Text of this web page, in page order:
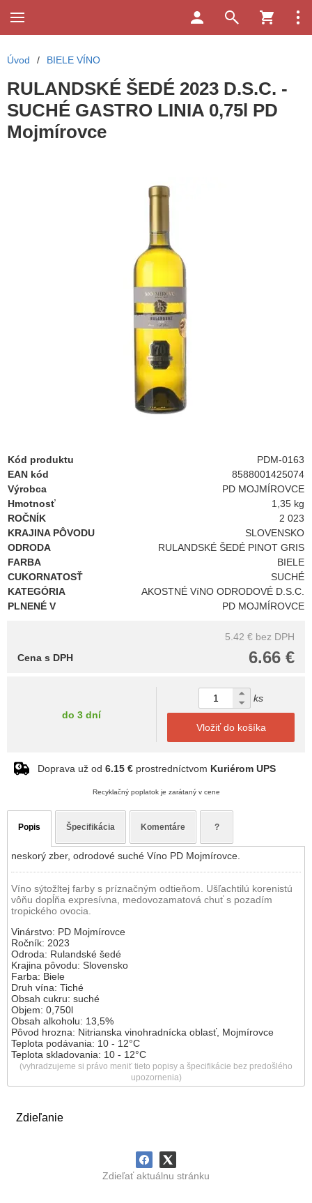
Zdieľanie
Zdieľať aktuálnu stránku
Úvod / BIELE VÍNO
RULANDSKÉ ŠEDÉ 2023 D.S.C. -
SUCHÉ GASTRO LINIA 0,75l PD
Mojmírovce
Kód produktu
PDM-0163
EAN kód
8588001425074
Výrobca
PD MOJMÍROVCE
Hmotnosť
1,35 kg
ROČNÍK
2 023
KRAJINA PÔVODU
SLOVENSKO
ODRODA
RULANDSKÉ ŠEDÉ PINOT GRIS
FARBA
BIELE
CUKORNATOSŤ
SUCHÉ
KATEGÓRIA
AKOSTNÉ VíNO ODRODOVÉ D.S.C.
PLNENÉ V
PD MOJMÍROVCE
5.42 € bez DPH
6.66 €
Cena s DPH
do 3 dní
ks
Vložiť do košíka
Doprava už od 6.15 € prostredníctvom Kuriérom UPS
Recyklačný poplatok je zarátaný v cene
Popis Špecifikácia Komentáre ?
neskorý zber, odrodové suché Víno PD Mojmírovce.
Víno sýtožltej farby s príznačným odtieňom. Ušľachtilú korenistú
vôňu dopĺňa expresívna, medovozamatová chuť s pozadím
tropického ovocia.
Vinárstvo: PD Mojmírovce
Ročník: 2023
Odroda: Rulandské šedé
Krajina pôvodu: Slovensko
Farba: Biele
Druh vína: Tiché
Obsah cukru: suché
Objem: 0,750l
Obsah alkoholu: 13,5%
Pôvod hrozna: Nitrianska vinohradnícka oblasť, Mojmírovce
Teplota podávania: 10 - 12°C
Teplota skladovania: 10 - 12°C
(vyhradzujeme si právo meniť tieto popisy a špecifikácie bez predošlého
upozornenia)